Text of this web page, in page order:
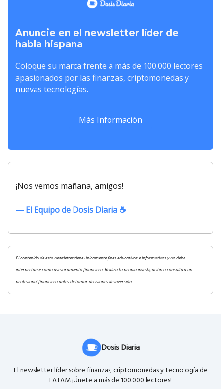
Anuncie en el newsletter líder de
habla hispana
Coloque su marca frente a más de 100.000 lectores
apasionados por las finanzas, criptomonedas y
nuevas tecnologías.
Más Información
¡Nos vemos mañana, amigos!
— El Equipo de Dosis Diaria ☕️
El contenido de esta newsletter tiene únicamente fines educativos e informativos y no debe
interpretarse como asesoramiento financiero. Realiza tu propia investigación o consulta a un
profesional financiero antes de tomar decisiones de inversión.
Dosis Diaria
El newsletter líder sobre finanzas, criptomonedas y tecnología de
LATAM ¡Únete a más de 100.000 lectores!